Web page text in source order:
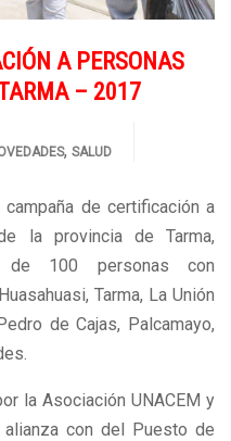
A PERSONAS
– 2017
, SALUD
de certificación a
la provincia de Tarma,
de 100 personas con
Tarma, La Unión
de Cajas, Palcamayo,
la Asociación UNACEM y
con del Puesto de